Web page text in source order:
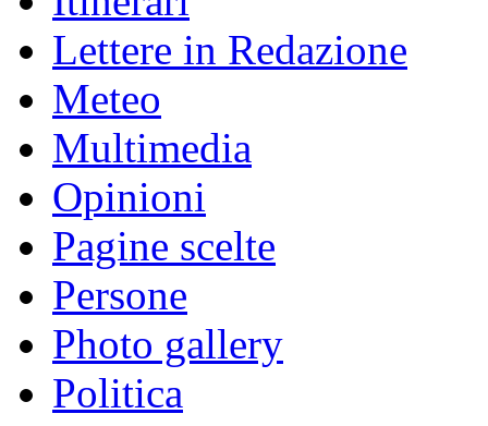
Lettere in Redazione
Meteo
Multimedia
Opinioni
Pagine scelte
Persone
Photo gallery
Politica